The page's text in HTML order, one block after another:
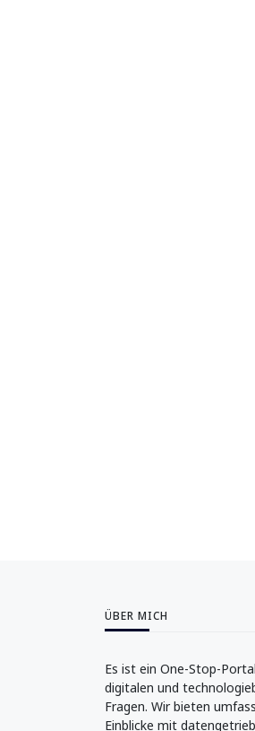
ÜBER MICH
Es ist ein One-Stop-
digitalen und
Fragen. Wir bieten
Einblicke mit